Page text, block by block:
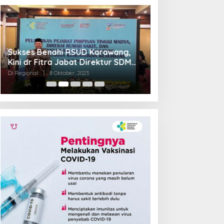
Sukses Benahi RSUD Karawang,
Kini dr Fitra Jabat Direktur SDM
RSHS Bandung
Di Regional | 8 Oktober, 2023